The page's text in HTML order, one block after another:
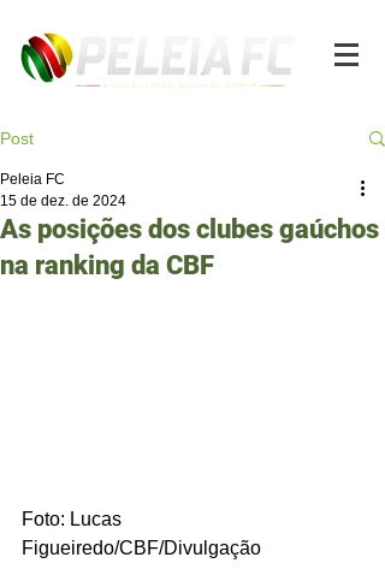
Post
As posições dos clubes gaúchos
na ranking da CBF
Peleia FC
15 de dez. de 2024
Foto: Lucas
Figueiredo/CBF/Divulgação